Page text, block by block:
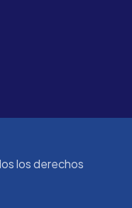
los derechos